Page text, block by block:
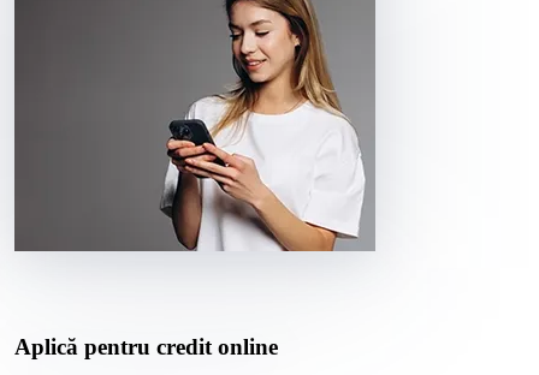
Aplică pentru credit online